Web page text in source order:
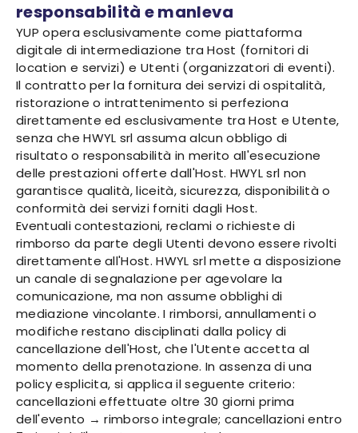
responsabilità e manleva
YUP opera esclusivamente come piattaforma
digitale di intermediazione tra Host (fornitori di
location e servizi) e Utenti (organizzatori di eventi).
Il contratto per la fornitura dei servizi di ospitalità,
ristorazione o intrattenimento si perfeziona
direttamente ed esclusivamente tra Host e Utente,
senza che HWYL srl assuma alcun obbligo di
risultato o responsabilità in merito all'esecuzione
delle prestazioni offerte dall'Host. HWYL srl non
garantisce qualità, liceità, sicurezza, disponibilità o
conformità dei servizi forniti dagli Host.
Eventuali contestazioni, reclami o richieste di
rimborso da parte degli Utenti devono essere rivolti
direttamente all'Host. HWYL srl mette a disposizione
un canale di segnalazione per agevolare la
comunicazione, ma non assume obblighi di
mediazione vincolante. I rimborsi, annullamenti o
modifiche restano disciplinati dalla policy di
cancellazione dell'Host, che l'Utente accetta al
momento della prenotazione. In assenza di una
policy esplicita, si applica il seguente criterio:
cancellazioni effettuate oltre 30 giorni prima
dell'evento → rimborso integrale; cancellazioni entro